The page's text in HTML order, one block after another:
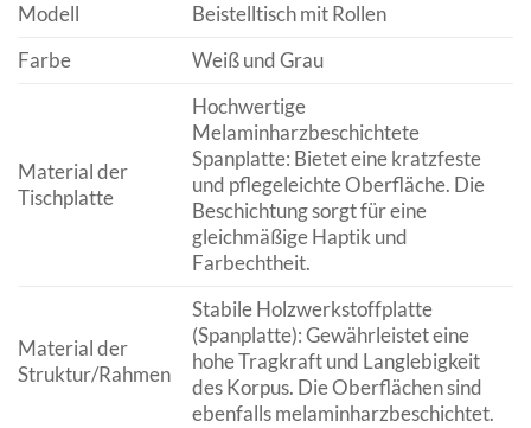
Modell
Beistelltisch mit Rollen
Farbe
Weiß und Grau
Material der
Tischplatte
Hochwertige
Melaminharzbeschichtete
Spanplatte: Bietet eine kratzfeste
und pflegeleichte Oberfläche. Die
Beschichtung sorgt für eine
gleichmäßige Haptik und
Farbechtheit.
Material der
Struktur/Rahmen
Stabile Holzwerkstoffplatte
(Spanplatte): Gewährleistet eine
hohe Tragkraft und Langlebigkeit
des Korpus. Die Oberflächen sind
ebenfalls melaminharzbeschichtet.